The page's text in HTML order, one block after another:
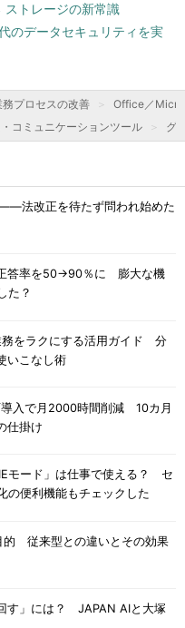
ストレージの新常識
のデータセキュリティを実
務プロセスの改善
Office／
コミュニケーションツール グ
法改正を待たず問われ始めた
答率を50→90％に 膨大な機
た？
務をラクにする活用ガイド 分
いこなし術
入で月2000時間削減 10カ月
仕掛け
モード」は仕事で使える？ セ
の便利機能もチェックした
的 従来型との違いとその効果
す」には？ JAPAN AIと大塚